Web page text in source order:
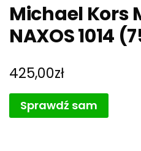
Michael Kors
NAXOS 1014
425,00zł
Sprawdź sam